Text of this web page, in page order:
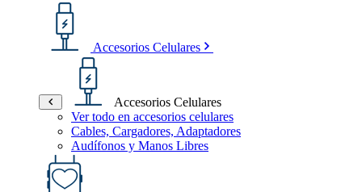
Accesorios Celulares
Accesorios Celulares
Ver todo en accesorios celulares
Cables, Cargadores, Adaptadores
Audífonos y Manos Libres